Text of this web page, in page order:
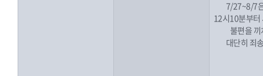
7/27~8/7
12시10분부터
불편을
대단히 죄